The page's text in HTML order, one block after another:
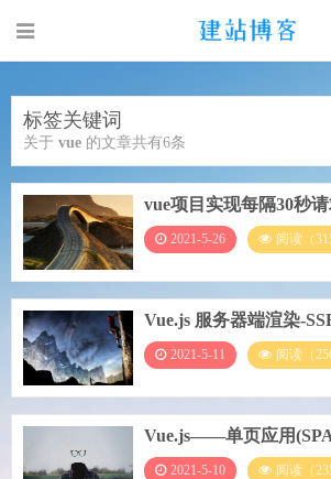
标签关键词
关于 vue 的文章共有6条
vue项目实现每隔30秒
2021-5-26 阅读（
Vue.js 服务器端渲染-
2021-5-11 阅读（
Vue.js——单页应用
化
2021-5-10 阅读（